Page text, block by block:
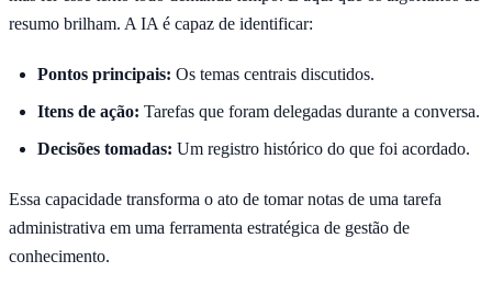
resumo brilham. A IA é capaz de identificar:
Pontos principais: Os temas centrais discutidos.
Itens de ação: Tarefas que foram delegadas durante a conversa.
Decisões tomadas: Um registro histórico do que foi acordado.
Essa capacidade transforma o ato de tomar notas de uma tarefa
administrativa em uma ferramenta estratégica de gestão de
conhecimento.